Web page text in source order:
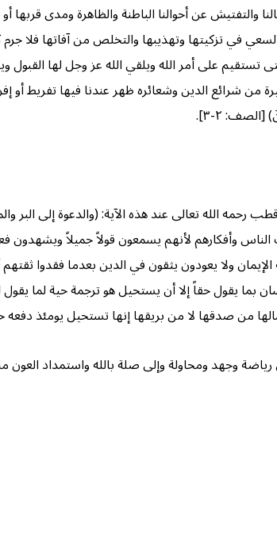
والتفتيش عن أحوالنا الباطنة والظاهرة ومدى قربها
في تزكيتها وتهذيبها والتخلص من آفاتها فلا
تستقيم على أمر الله ويلقي الله عز وجل لها القبول
الدين وشعائره ظهر عندنا فيها تفريط أو
بِالْبِرِّ وَتَنسَوْنَ أَنفُسَكُمْ وَأَنتُمْ تَتْلُونَ الْكِتَابَ أَفَلَا تَعْقِلُونَ) [البقرة: ٤٤]. يقول سيد قطب رحمه الله تعالى عند
وأفكارهم لأنهم يسمعون قولاً جميلاً ويشهدون
ولا يعودون يثقون في الدين بعدما فقدوا
يقول حقاً إلا أن يستحيل هو ترجمة حية لما
من صدقها لا من بريقها إنها تستحيل يومئذ دفعه
وجهد ومحاولة وإلى صلة بالله واستمداد العون